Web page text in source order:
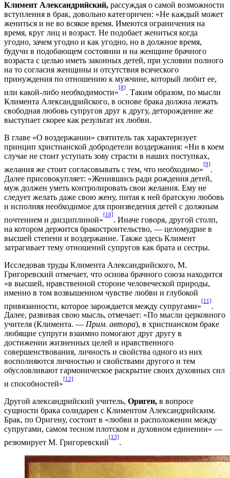
Климент Александрийский, рассуждая о самой возможности
вступления в брак, довольно категоричен: «Не каждый может
жениться и не во всякое время. Имеются ограничения на
время, круг лиц и возраст. Не подобает жениться когда
угодно, зачем угодно и как угодно, но в должное время,
будучи в подобающем состоянии и на женщине брачного
возраста с целью иметь законных детей, при условии полного
на то согласия женщины и отсутствия всяческого
принуждения по отношению к мужчине, который любит ее,
или какой-либо необходимости»
[8]
. Таким образом, по мысли
Климента Александрийского, в основе брака должна лежать
свободная любовь супругов друг к другу, деторождение же
выступает скорее как результат их любви.
В главе «О воздержании» святитель так характеризует
принцип христианской добродетели воздержания: «Ни в коем
случае не стоит уступать зову страсти в наших поступках,
желания же стоит согласовывать с тем, что необходимо»
[9]
.
Далее присовокупляет: «Женившись ради рождения детей,
муж должен уметь контролировать свои желания. Ему не
следует желать даже свою жену, питая к ней братскую любовь
и исполняя необходимое для произведения детей с должным
почтением и дисциплиной»
[10]
. Иначе говоря, другой столп,
на котором держится бракостроительство, — целомудрие в
высшей степени и воздержание. Также здесь Климент
затрагивает тему отношений супругов как брата и сестры.
Исследовав труды Климента Александрийского, М.
Григоревский отмечает, что основа брачного союза находится
«в высшей, нравственной стороне человеческой природы,
именно в том возвышенном чувстве любви и глубокой
привязанности, которое зарождается между супругами»
[11]
Далее, развивая свою мысль, отмечает: «По мысли церковного
учителя (Климента. — Прим. автора), в христианском браке
любящие супруги взаимно помогают друг другу в
достижении жизненных целей и нравственного
совершенствования, личность и свойства одного из них
восполняются личностью и свойствами другого и тем
обусловливают гармоническое раскрытие своих духовных сил
и способностей»
[12]
Другой александрийский учитель, Ориген, в вопросе
сущности брака солидарен с Климентом Александрийским.
Брак, по Оригену, состоит в «любви и расположении между
супругами, самом тесном плотском и духовном единении» —
резюмирует М. Григоревский
[13]
.